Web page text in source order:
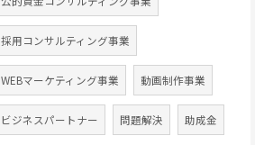
採用コンサルティング事業
WEBマーケティング事業 動画制作事業
ビジネスパートナー 問題解決 助成金